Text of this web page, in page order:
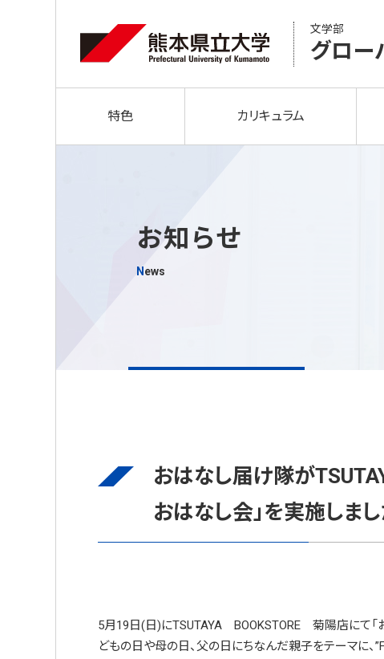
文学部
グロー
特色 カリキュラム
お知らせ
News
おはなし届け隊が
おはなし会」を実施しま
5月19日(日)にTSUTAYA BOOKSTORE 菊陽店にて「
どもの日や母の日、父の日にちなんだ親子をテーマに